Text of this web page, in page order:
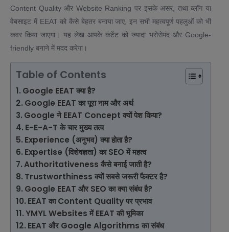
Content Quality और Website Ranking पर इसके असर, तथा ब्लॉग या
वेबसाइट में EEAT को कैसे बेहतर बनाया जाए, इन सभी महत्वपूर्ण पहलुओं को भी
कवर किया जाएगा। यह लेख आपके कंटेंट को ज्यादा भरोसेमंद और Google-
friendly बनाने में मदद करेगा।
Table of Contents
Google EEAT क्या है?
Google EEAT का पूरा नाम और अर्थ
Google ने EEAT Concept क्यों पेश किया?
E-E-A-T के चार मुख्य तत्व
Experience (अनुभव) क्या होता है?
Expertise (विशेषज्ञता) का SEO में महत्व
Authoritativeness कैसे बनाई जाती है?
Trustworthiness क्यों सबसे जरूरी फैक्टर है?
Google EEAT और SEO का क्या संबंध है?
EEAT का Content Quality पर प्रभाव
YMYL Websites में EEAT की भूमिका
EEAT और Google Algorithms का संबंध